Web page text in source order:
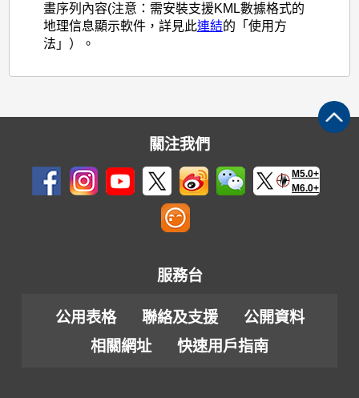
畫序列內容(注意：需安裝支援KML數據格式的
地理信息顯示軟件，詳見此連結的「使用方
法」）。
關注我們
M5.0+
M6.0+
服務台
公用表格 聯絡及支援
公開資料
相關網址
快速用戶指南